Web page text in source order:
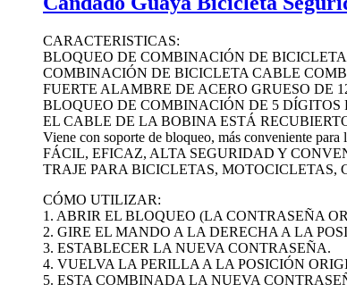
CARACTERISTICAS:
BLOQUEO DE COMBINACIÓN DE
COMBINACIÓN DE BICICLETA CABLE
FUERTE ALAMBRE DE ACERO GRUESO DE
BLOQUEO DE COMBINACIÓN DE 5 DÍGITOS
EL CABLE DE LA BOBINA ESTÁ
Viene con soporte de bloqueo, más conveniente para
FÁCIL, EFICAZ, ALTA SEGURIDAD Y
TRAJE PARA BICICLETAS, MOTOCICLETAS,
CÓMO UTILIZAR:
1. ABRIR EL BLOQUEO (LA CONTRASEÑA
2. GIRE EL MANDO A LA DERECHA A LA
3. ESTABLECER LA NUEVA CONTRASEÑA.
4. VUELVA LA PERILLA A LA POSICIÓN
5. ESTA COMBINADA LA NUEVA